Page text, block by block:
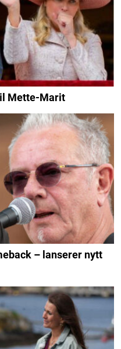
Mette-Marit
– lanserer nytt